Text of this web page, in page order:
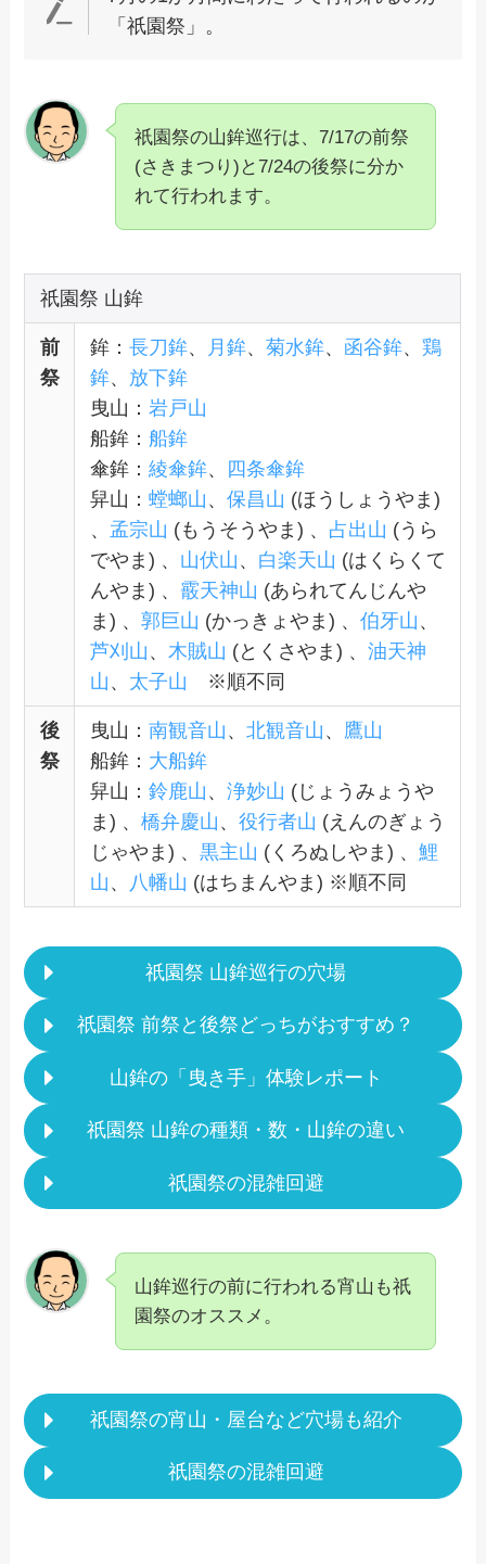
「祇園祭」。
祇園祭の山鉾巡行は、7/17の前祭
(さきまつり)と7/24の後祭に分か
れて行われます。
祇園祭 山鉾
前
祭
鉾： 長刀鉾、 月鉾、 菊水鉾、 函谷鉾、 鶏
鉾、 放下鉾
曳山： 岩戸山
船鉾： 船鉾
傘鉾： 綾傘鉾、
四条傘鉾
舁山： 螳螂山 、 保昌山 (ほうしょうやま)
、 孟宗山 (もうそうやま) 、 占出山 (うら
でやま) 、 山伏山 、 白楽天山 (はくらくて
んやま) 、 霰天神山 (あられてんじんや
ま) 、 郭巨山 (かっきょやま) 、 伯牙山 、
芦刈山 、 木賊山 (とくさやま) 、 油天神
山 、 太子山 ※順不同
後
祭
曳山： 南観音山 、 北観音山 、 鷹山
船鉾： 大船鉾
舁山： 鈴鹿山 、 浄妙山 (じょうみょうや
ま) 、 橋弁慶山 、 役行者山 (えんのぎょう
じゃやま) 、 黒主山 (くろぬしやま) 、 鯉
山 、 八幡山 (はちまんやま) ※順不同
祇園祭 山鉾巡行の穴場
祇園祭 前祭と後祭どっちがおすすめ？
山鉾の「曳き手」体験レポート
祇園祭 山鉾の種類・数・山鉾の違い
祇園祭の混雑回避
山鉾巡行の前に行われる宵山も祇
園祭のオススメ。
祇園祭の宵山・屋台など穴場も紹介
祇園祭の混雑回避